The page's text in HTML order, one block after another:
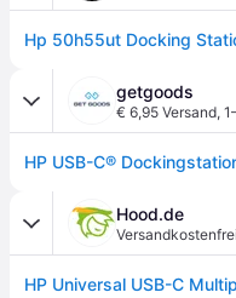
Hp 50h55ut Docking
getgoods
€ 6,95 Versand,
HP USB-C®
Hood.de
Versandkostenfrei
HP Universal USB-C